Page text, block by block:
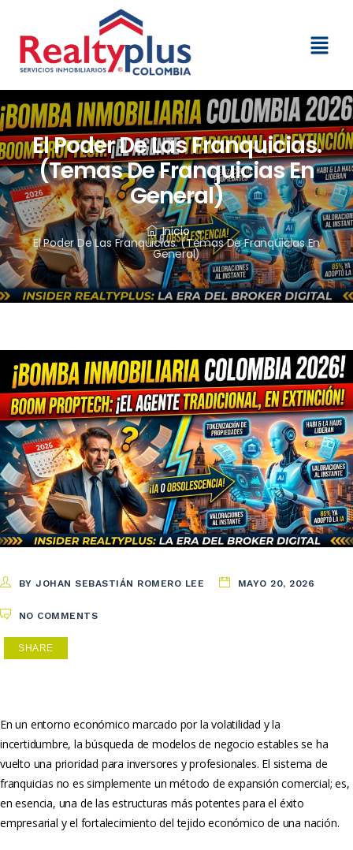
El Poder De Las Franquicias.
(Temas De Franquicias En
General)
Inicio
El Poder De Las Franquicias. (Temas De Franquicias En
General)
BY JOHAN SEBASTIÁN ROMERO LEE MAYO 20, 2026
NO COMMENTS
SHARE
En un entorno económico marcado por la volatilidad y la
incertidumbre, la búsqueda de modelos de negocio estables se ha
vuelto una prioridad para inversores y profesionales. El sistema de
franquicias no es simplemente un método de expansión comercial; es,
en esencia, una de las estructuras más potentes para el éxito
empresarial y el fortalecimiento del tejido económico de una nación.